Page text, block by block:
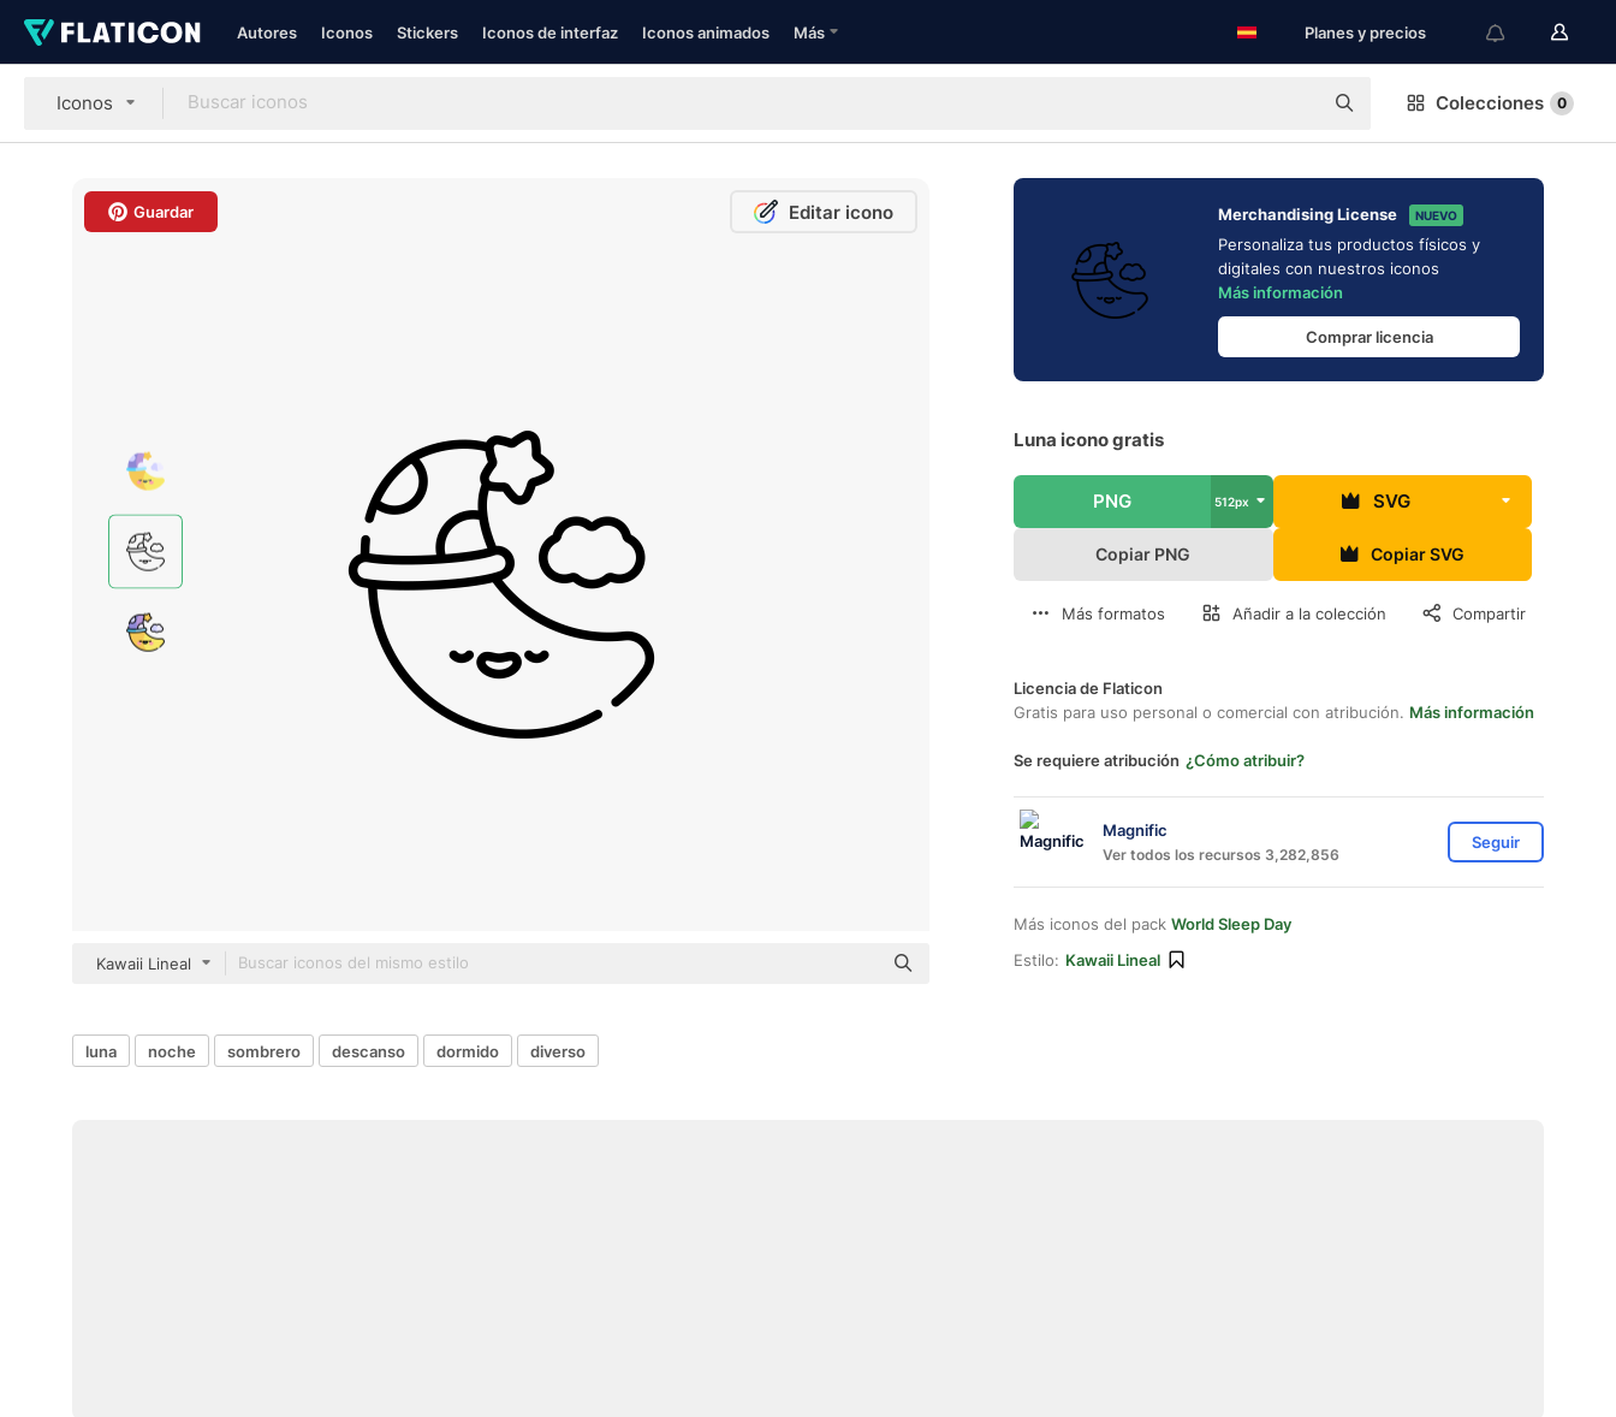
Autores Iconos Stickers Iconos de interfaz Iconos animados Más Planes y precios
Iconos Colecciones 0
Guardar Editar icono
Kawaii Lineal
Merchandising License NUEVO
Personaliza tus productos físicos y
digitales con nuestros iconos
Más información
Comprar licencia
Luna icono gratis
PNG 512px SVG
Copiar PNG Copiar SVG
Más formatos Añadir a la colección Compartir
Licencia de Flaticon
Gratis para uso personal o comercial con atribución. Más información
Se requiere atribución ¿Cómo atribuir?
Magnific
Ver todos los recursos 3,282,856
Seguir
Más iconos del pack World Sleep Day
Estilo: Kawaii Lineal
luna noche sombrero descanso dormido diverso